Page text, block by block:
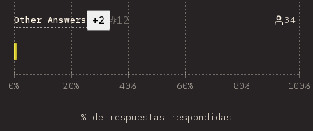
12
Other Answers +2 34
0% 20% 40% 60% 80% 100%
% de respuestas respondidas